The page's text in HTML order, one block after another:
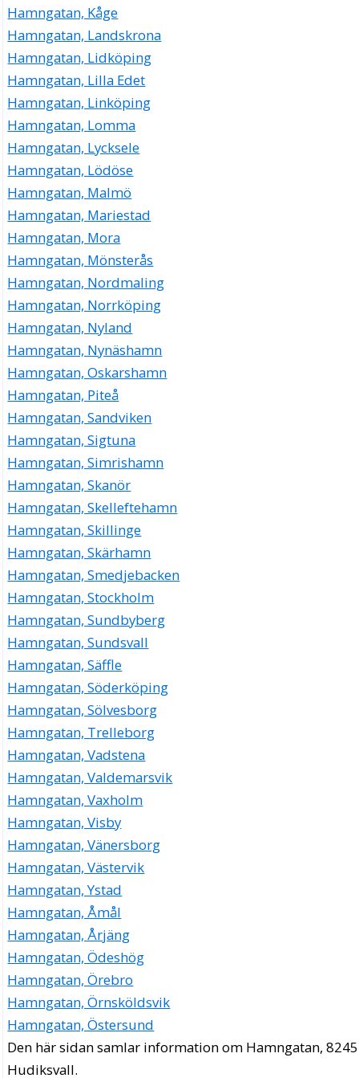
Hamngatan, Kåge
Hamngatan, Landskrona
Hamngatan, Lidköping
Hamngatan, Lilla Edet
Hamngatan, Linköping
Hamngatan, Lomma
Hamngatan, Lycksele
Hamngatan, Lödöse
Hamngatan, Malmö
Hamngatan, Mariestad
Hamngatan, Mora
Hamngatan, Mönsterås
Hamngatan, Nordmaling
Hamngatan, Norrköping
Hamngatan, Nyland
Hamngatan, Nynäshamn
Hamngatan, Oskarshamn
Hamngatan, Piteå
Hamngatan, Sandviken
Hamngatan, Sigtuna
Hamngatan, Simrishamn
Hamngatan, Skanör
Hamngatan, Skelleftehamn
Hamngatan, Skillinge
Hamngatan, Skärhamn
Hamngatan, Smedjebacken
Hamngatan, Stockholm
Hamngatan, Sundbyberg
Hamngatan, Sundsvall
Hamngatan, Säffle
Hamngatan, Söderköping
Hamngatan, Sölvesborg
Hamngatan, Trelleborg
Hamngatan, Vadstena
Hamngatan, Valdemarsvik
Hamngatan, Vaxholm
Hamngatan, Visby
Hamngatan, Vänersborg
Hamngatan, Västervik
Hamngatan, Ystad
Hamngatan, Åmål
Hamngatan, Årjäng
Hamngatan, Ödeshög
Hamngatan, Örebro
Hamngatan, Örnsköldsvik
Hamngatan, Östersund
Den här sidan samlar information om Hamngatan,
Hudiksvall.